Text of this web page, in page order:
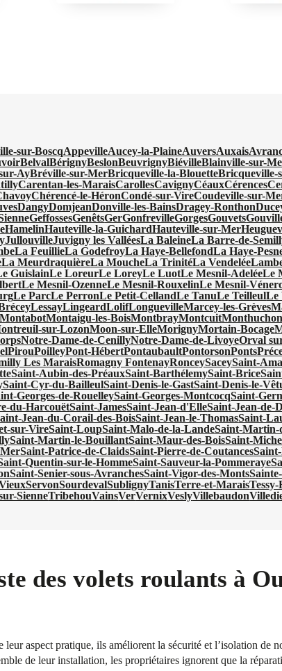
sur-BoscqAppevilleAucey-la-PlaineAuversAuxais
BelvalBérignyBeslonBeuvrignyBiévilleBlainville-sur-
AyBréville-sur-MerBricqueville-la-BlouetteBricqueville-
Carentan-les-MaraisCarollesCavignyCéauxCérences
Chérencé-le-HéronCondé-sur-VireCoudeville-sur-
DangyDomjeanDonville-les-BainsDragey-Ronthon
GeffossesGenêtsGerGonfrevilleGorgesGouvets
HamelinHauteville-la-GuichardHauteville-sur-Mer
JullouvilleJuvigny les ValléesLa BaleineLa Barre-de-
La FeuillieLa GodefroyLa Haye-BellefondLa Haye-
La MeurdraquièreLa MoucheLa TrinitéLa Vendelée
GuislainLe LoreurLe LoreyLe LuotLe Mesnil-AdeléeLe
Le Mesnil-OzenneLe Mesnil-RouxelinLe Mesnil-
Le ParcLe PerronLe Petit-CellandLe TanuLe TeilleulLe
LessayLingeardLolifLonguevilleMarcey-les-Grèves
MontabotMontaigu-les-BoisMontbrayMontcuit
sur-LozonMoon-sur-ElleMorignyMortain-Bocage
Notre-Dame-de-CenillyNotre-Dame-de-LivoyeOrval
PirouPoilleyPont-HébertPontaubaultPontorsonPonts
Les MaraisRomagny FontenayRonceySaceySaint-
Saint-Aubin-des-PréauxSaint-BarthélemySaint-Brice
Saint-Cyr-du-BailleulSaint-Denis-le-GastSaint-Denis-le-
Georges-de-RouelleySaint-Georges-MontcocqSaint-
du-HarcouëtSaint-JamesSaint-Jean-d'ElleSaint-Jean-de-
Jean-du-Corail-des-BoisSaint-Jean-le-ThomasSaint-
sur-VireSaint-LoupSaint-Malo-de-la-LandeSaint-
Saint-Martin-le-BouillantSaint-Maur-des-BoisSaint-
Saint-Patrice-de-ClaidsSaint-Pierre-de-Coutances
Quentin-sur-le-HommeSaint-Sauveur-la-Pommeraye
Saint-Senier-sous-AvranchesSaint-Vigor-des-Monts
ServonSourdevalSublignyTanisTerre-et-MaraisTessy-
SienneTribehouVainsVerVernixVeslyVillebaudon
des volets roulants à
aspect pratique, ils améliorent la sécurité et l’isolation de
de leur installation, les propriétaires ignorent que la